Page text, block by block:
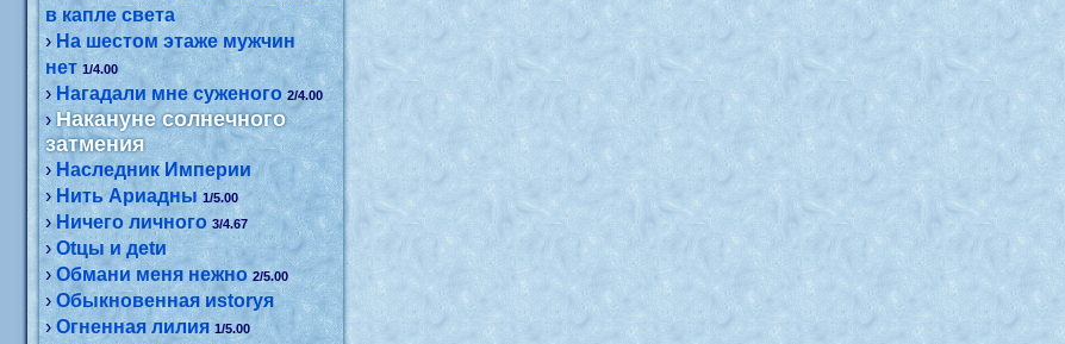
в капле света
›На шестом этаже мужчин
нет 1/4.00
› Нагадали мне суженого 2/4.00
›Накануне солнечного
затмения
›Наследник Империи
›Нить Ариадны 1/5.00
›Ничего личного 3/4.67
›Оtцы и деtи
›Обмани меня нежно 2/5.00
›Обыкновенная иstоryя
›Огненная лилия 1/5.00